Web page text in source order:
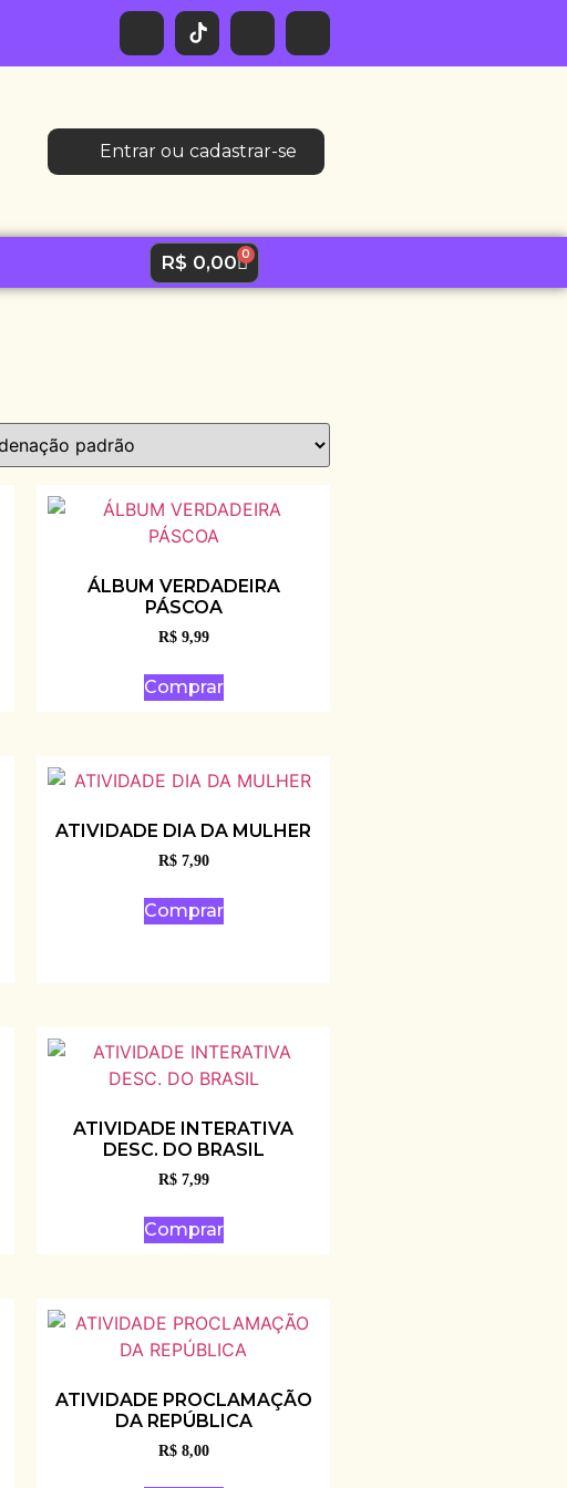
Entrar ou cadastrar-se
R$ 0,00 0
ÁLBUM VERDADEIRA
PÁSCOA
R$9,99
Comprar
ATIVIDADE DIA DA MULHER
R$7,90
Comprar
ATIVIDADE INTERATIVA
DESC. DO BRASIL
R$7,99
Comprar
ATIVIDADE PROCLAMAÇÃO
DA REPÚBLICA
R$8,00